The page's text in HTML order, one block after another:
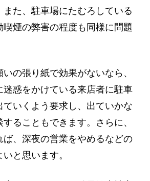
た、駐車場にたむろしている
煙の弊害の程度も同様に問題
の張り紙で効果がないなら、
迷惑をかけている来店者に駐車
ていくよう要求し、出ていかな
ることもできます。さらに、
ば、深夜の営業をやめるなどの
と思います。